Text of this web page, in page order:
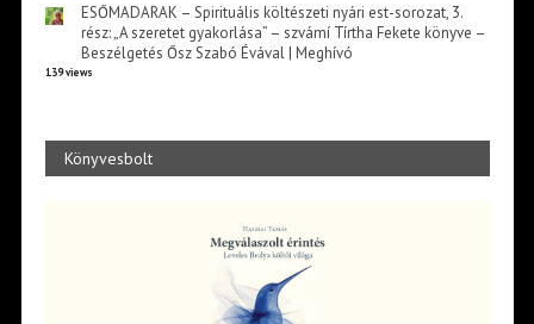
ESŐMADARAK – Spirituális költészeti nyári est-sorozat, 3.
rész: „A szeretet gyakorlása” – szvámí Tírtha Fekete könyve –
Beszélgetés Ősz Szabó Évával | Meghívó
139 views
Könyvesbolt